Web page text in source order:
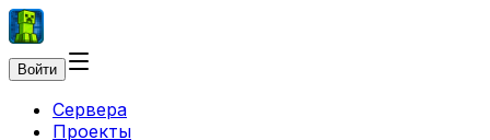
Войти
Сервера
Проекты